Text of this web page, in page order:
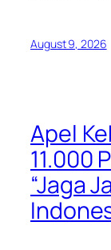
August 9, 2026
Apel
11.000
“Jaga